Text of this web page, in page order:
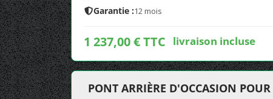
Garantie :12 mois
1 237,00 € TTC livraison incluse
PONT ARRIÈRE D'OCCASION